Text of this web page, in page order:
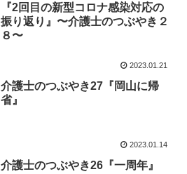
『2回目の新型コロナ感染対応の
振り返り』〜介護士のつぶやき２
８〜
2023.01.21
介護士のつぶやき27『岡山に帰
省』
2023.01.14
介護士のつぶやき26『一周年』